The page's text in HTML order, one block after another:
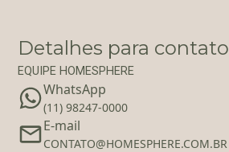
Detalhes para contato
EQUIPE HOMESPHERE
WhatsApp
(11) 98247-0000
E-mail
‪‬CONTATO@HOMESPHERE.COM.BR